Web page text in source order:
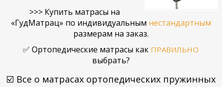
>>>Купить матрасы на
«ГудМатрац» по индивидуальным нестандартным
размерам на заказ.
✅ Ортопедические матрасы как ПРАВИЛЬНО
выбрать?
☑️ Все о матрасах ортопедических пружинных